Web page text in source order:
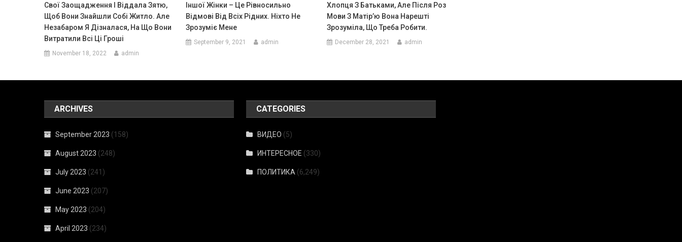
Свої Заощадження І Віддала Зятю,
Щоб Вони Знайшли Собі Житло. Але
Незабаром Я Дізналася, На Що Вони
Витратили Всі Ці Гроші
November 18, 2022 admin
Іншої Жінки – Це Рівносильно
Відмові Від Всіх Рідних. Ніхто Не
Зрозуміє Мене
September 9, 2021 admin
Хлопця З Батьками, Але Після Роз
Мови З Матір’ю Вона Нарешті
Зрозуміла, Що Треба Робити.
December 28, 2021 admin
ARCHIVES
September 2023 (158)
August 2023 (248)
July 2023 (241)
June 2023 (207)
May 2023 (204)
April 2023 (234)
CATEGORIES
ВИДЕО (5)
ИНТЕРЕСНОЕ (330)
ПОЛИТИКА (6,249)